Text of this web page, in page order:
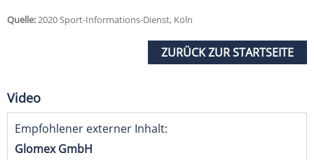
Quelle:2020 Sport-Informations-Dienst, Köln
ZURÜCK ZUR STARTSEITE
Video
Empfohlener externer Inhalt:
Glomex GmbH